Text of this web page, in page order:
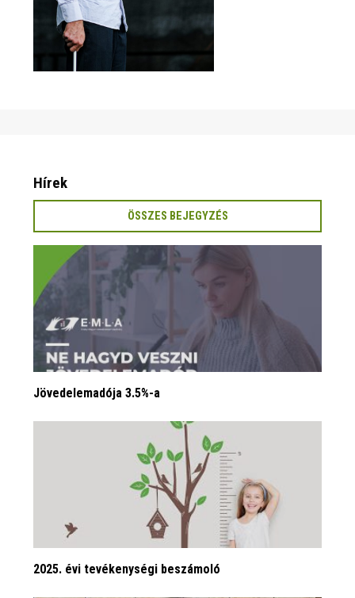
Hírek
ÖSSZES BEJEGYZÉS
Jövedelemadója 3.5%-a
2025. évi tevékenységi beszámoló